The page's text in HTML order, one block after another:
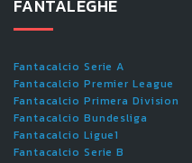
FANTALEGHE
Fantacalcio Serie A
Fantacalcio Premier League
Fantacalcio Primera Division
Fantacalcio Bundesliga
Fantacalcio Ligue1
Fantacalcio Serie B